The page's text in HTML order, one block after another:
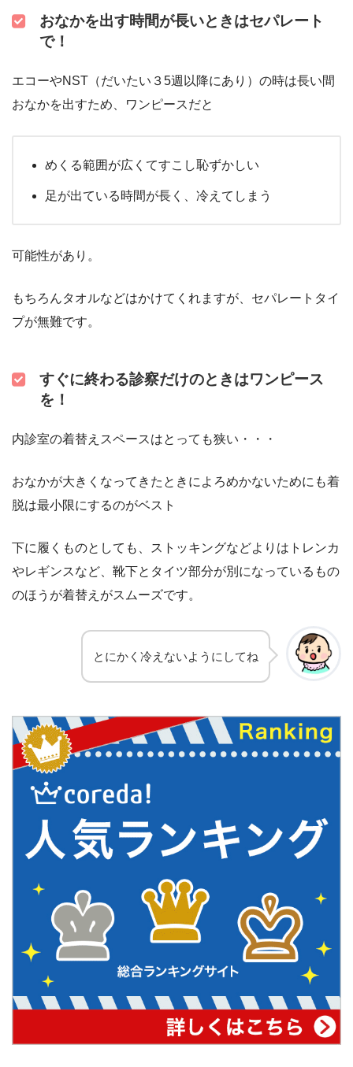
おなかを出す時間が長いときはセパレート
で！
エコーやNST（だいたい３5週以降にあり）の時は長い間
おなかを出すため、ワンピースだと
めくる範囲が広くてすこし恥ずかしい
足が出ている時間が長く、冷えてしまう
可能性があり。
もちろんタオルなどはかけてくれますが、セパレートタイ
プが無難です。
すぐに終わる診察だけのときはワンピース
を！
内診室の着替えスペースはとっても狭い・・・
おなかが大きくなってきたときによろめかないためにも着
脱は最小限にするのがベスト
下に履くものとしても、ストッキングなどよりはトレンカ
やレギンスなど、靴下とタイツ部分が別になっているもの
のほうが着替えがスムーズです。
とにかく冷えないようにしてね